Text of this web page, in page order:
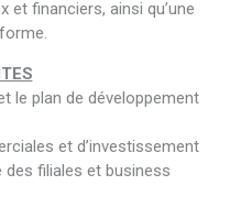
financiers, ainsi qu’une
le plan de développement
et d’investissement
filiales et business